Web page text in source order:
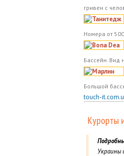
гривен с
Номера от
Бассейн. Вид
Большой
touch-
Курорты
Украины